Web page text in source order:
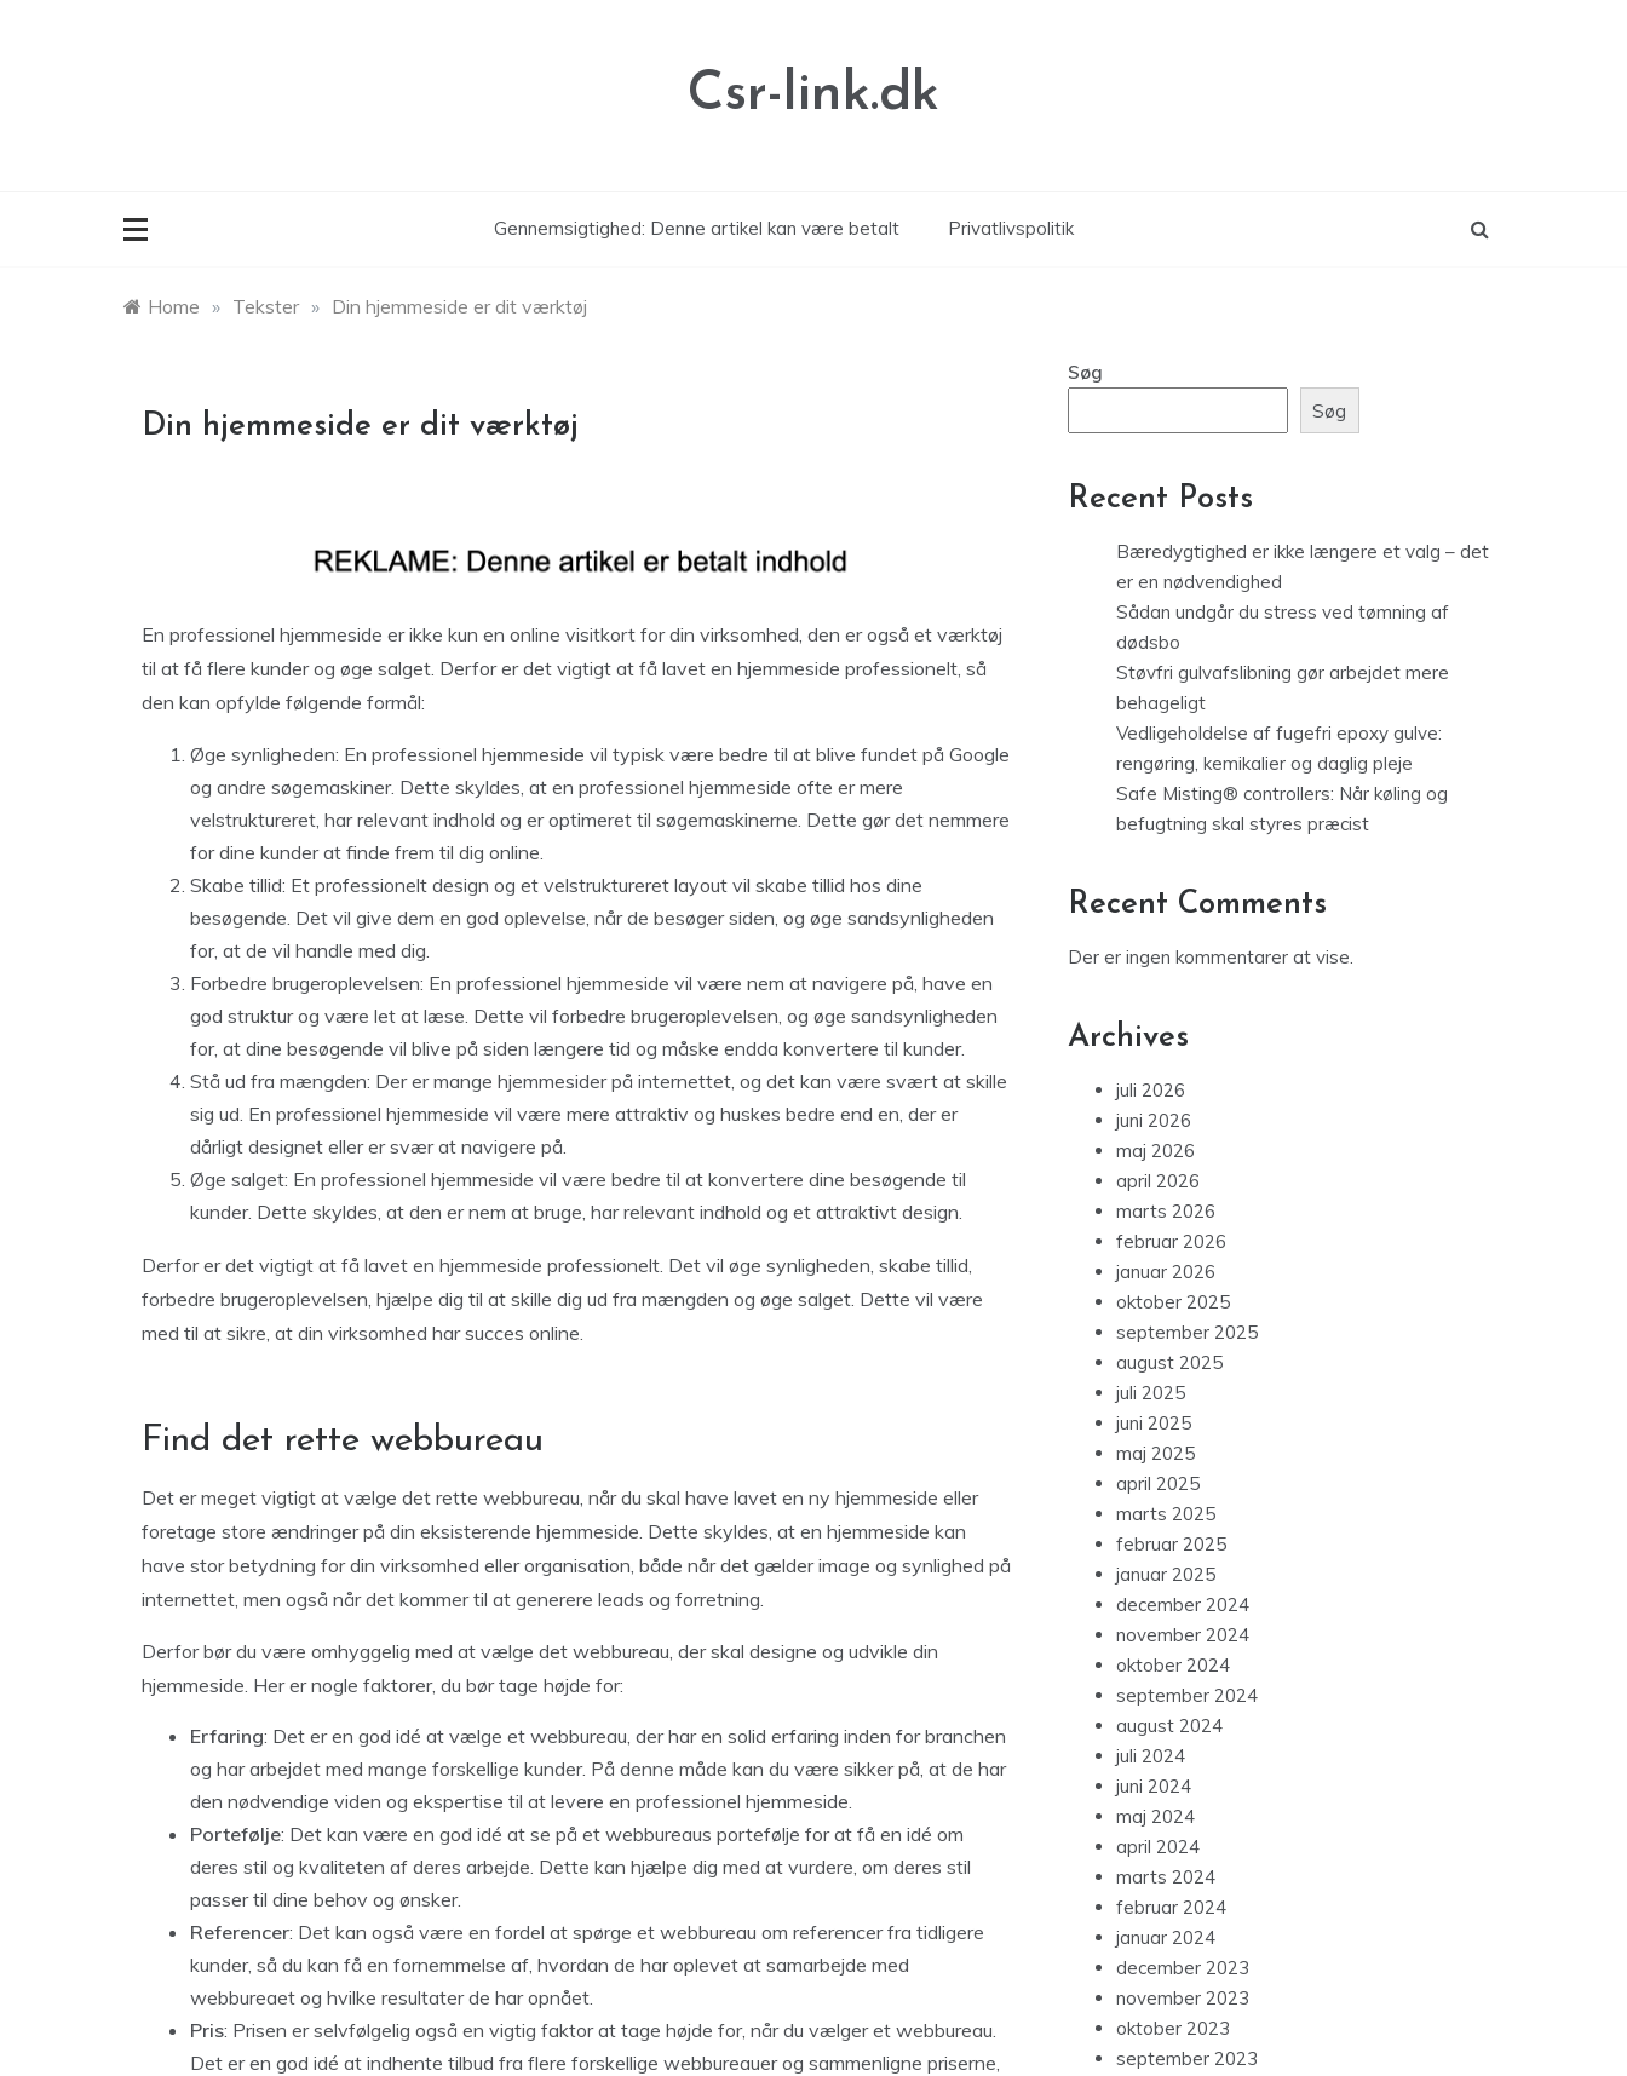
Csr-link.dk
Gennemsigtighed: Denne artikel kan være betalt Privatlivspolitik
Home » Tekster » Din hjemmeside er dit værktøj
Din hjemmeside er dit værktøj
En professionel hjemmeside er ikke kun en online visitkort for din virksomhed, den er også et værktøj
til at få flere kunder og øge salget. Derfor er det vigtigt at få lavet en hjemmeside professionelt, så
den kan opfylde følgende formål:
Øge synligheden: En professionel hjemmeside vil typisk være bedre til at blive fundet på Google
og andre søgemaskiner. Dette skyldes, at en professionel hjemmeside ofte er mere
velstruktureret, har relevant indhold og er optimeret til søgemaskinerne. Dette gør det nemmere
for dine kunder at finde frem til dig online.
Skabe tillid: Et professionelt design og et velstruktureret layout vil skabe tillid hos dine
besøgende. Det vil give dem en god oplevelse, når de besøger siden, og øge sandsynligheden
for, at de vil handle med dig.
Forbedre brugeroplevelsen: En professionel hjemmeside vil være nem at navigere på, have en
god struktur og være let at læse. Dette vil forbedre brugeroplevelsen, og øge sandsynligheden
for, at dine besøgende vil blive på siden længere tid og måske endda konvertere til kunder.
Stå ud fra mængden: Der er mange hjemmesider på internettet, og det kan være svært at skille
sig ud. En professionel hjemmeside vil være mere attraktiv og huskes bedre end en, der er
dårligt designet eller er svær at navigere på.
Øge salget: En professionel hjemmeside vil være bedre til at konvertere dine besøgende til
kunder. Dette skyldes, at den er nem at bruge, har relevant indhold og et attraktivt design.
Derfor er det vigtigt at få lavet en hjemmeside professionelt. Det vil øge synligheden, skabe tillid,
forbedre brugeroplevelsen, hjælpe dig til at skille dig ud fra mængden og øge salget. Dette vil være
med til at sikre, at din virksomhed har succes online.
Find det rette webbureau
Det er meget vigtigt at vælge det rette webbureau, når du skal have lavet en ny hjemmeside eller
foretage store ændringer på din eksisterende hjemmeside. Dette skyldes, at en hjemmeside kan
have stor betydning for din virksomhed eller organisation, både når det gælder image og synlighed på
internettet, men også når det kommer til at generere leads og forretning.
Derfor bør du være omhyggelig med at vælge det webbureau, der skal designe og udvikle din
hjemmeside. Her er nogle faktorer, du bør tage højde for:
Erfaring: Det er en god idé at vælge et webbureau, der har en solid erfaring inden for branchen
og har arbejdet med mange forskellige kunder. På denne måde kan du være sikker på, at de har
den nødvendige viden og ekspertise til at levere en professionel hjemmeside.
Portefølje: Det kan være en god idé at se på et webbureaus portefølje for at få en idé om
deres stil og kvaliteten af deres arbejde. Dette kan hjælpe dig med at vurdere, om deres stil
passer til dine behov og ønsker.
Referencer: Det kan også være en fordel at spørge et webbureau om referencer fra tidligere
kunder, så du kan få en fornemmelse af, hvordan de har oplevet at samarbejde med
webbureaet og hvilke resultater de har opnået.
Pris: Prisen er selvfølgelig også en vigtig faktor at tage højde for, når du vælger et webbureau.
Det er en god idé at indhente tilbud fra flere forskellige webbureauer og sammenligne priserne,
Søg
Søg
Recent Posts
Bæredygtighed er ikke længere et valg – det
er en nødvendighed
Sådan undgår du stress ved tømning af
dødsbo
Støvfri gulvafslibning gør arbejdet mere
behageligt
Vedligeholdelse af fugefri epoxy gulve:
rengøring, kemikalier og daglig pleje
Safe Misting® controllers: Når køling og
befugtning skal styres præcist
Recent Comments
Der er ingen kommentarer at vise.
Archives
juli 2026
juni 2026
maj 2026
april 2026
marts 2026
februar 2026
januar 2026
oktober 2025
september 2025
august 2025
juli 2025
juni 2025
maj 2025
april 2025
marts 2025
februar 2025
januar 2025
december 2024
november 2024
oktober 2024
september 2024
august 2024
juli 2024
juni 2024
maj 2024
april 2024
marts 2024
februar 2024
januar 2024
december 2023
november 2023
oktober 2023
september 2023